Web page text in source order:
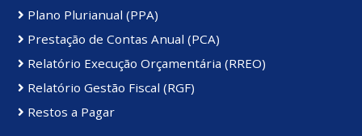
Plano Plurianual (PPA)
Prestação de Contas Anual (PCA)
Relatório Execução Orçamentária (RREO)
Relatório Gestão Fiscal (RGF)
Restos a Pagar